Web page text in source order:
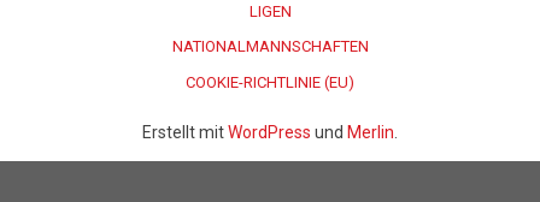
LIGEN
NATIONALMANNSCHAFTEN
COOKIE-RICHTLINIE (EU)
Erstellt mitWordPress und Merlin